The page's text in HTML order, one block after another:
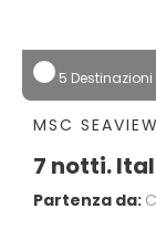
5 Destinazioni
MSC SEAVIEW
7 notti.
Partenza da: